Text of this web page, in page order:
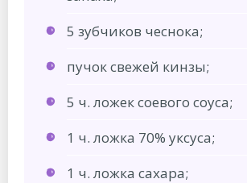
5 зубчиков чеснока;
пучок свежей кинзы;
5 ч. ложек соевого соуса;
1 ч. ложка 70% уксуса;
1 ч. ложка сахара;